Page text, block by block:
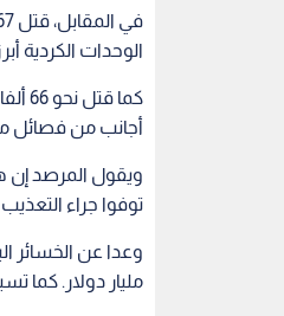
الوحدات الكردية
أجانب من فصائل
ويقول المرصد إن
توفوا جراء
مليار دولار. كما